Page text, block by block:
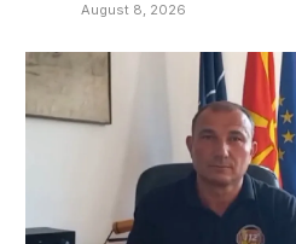
August 8, 2026